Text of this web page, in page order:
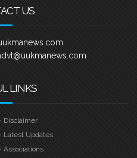
US
LINKS
Disclaimer
Latest Updates
Associations